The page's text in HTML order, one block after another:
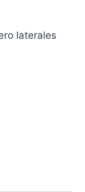
laterales